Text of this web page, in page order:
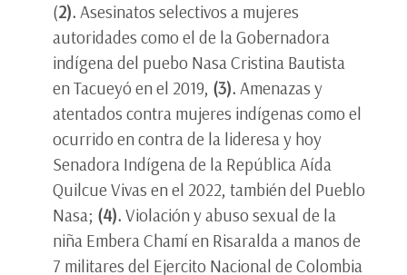
(2). Asesinatos selectivos a mujeres
autoridades como el de la Gobernadora
indígena del puebo Nasa Cristina Bautista
en Tacueyó en el 2019, (3). Amenazas y
atentados contra mujeres indígenas como el
ocurrido en contra de la lideresa y hoy
Senadora Indígena de la República Aída
Quilcue Vivas en el 2022, también del Pueblo
Nasa; (4). Violación y abuso sexual de la
niña Embera Chamí en Risaralda a manos de
7 militares del Ejercito Nacional de Colombia